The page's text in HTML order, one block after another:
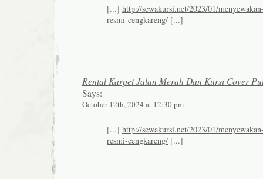
[...] http://sewakursi.net/2023/01/
resmi-cengkareng/ [...]
Rental Karpet Jalan Merah Dan Kursi Cover
Says:
October 12th, 2024 at 12:30 pm
[...] http://sewakursi.net/2023/01/
resmi-cengkareng/ [...]